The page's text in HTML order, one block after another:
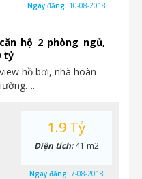
hộ 2 phòng ngủ,
tỷ
hồ bơi, nhà hoàn
Ngày đăng: 10-08-2018
1.9 Tỷ
Diện tích:41 m2
Ngày đăng: 7-08-2018